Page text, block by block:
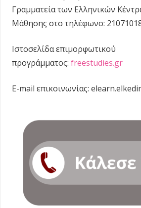
Γραμματεία των Ελληνικών
Μάθησης στο τηλέφωνο:
Ιστοσελίδα επιμορφωτικού
προγράμματος: freestudies.gr
E-mail επικοινωνίας: